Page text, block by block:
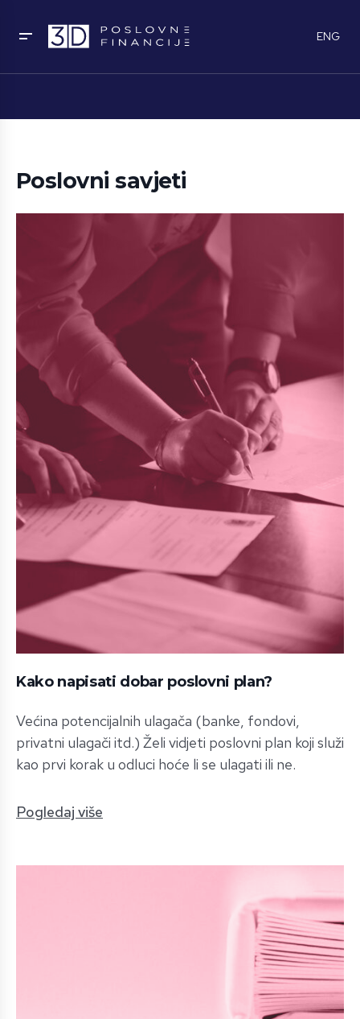
ENG
Poslovni savjeti
Kako napisati dobar poslovni plan?
Većina potencijalnih ulagača (banke, fondovi,
privatni ulagači itd.) Želi vidjeti poslovni plan koji služi
kao prvi korak u odluci hoće li se ulagati ili ne.
Pogledaj više